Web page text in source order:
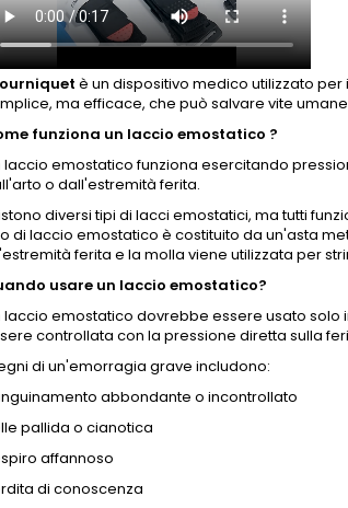
è un dispositivo medico utilizzato
ma efficace, che può salvare vite
funziona un laccio emostatico ?
laccio emostatico funziona esercitando
o dall'estremità ferita.
diversi tipi di lacci emostatici, ma tutti
di laccio emostatico è costituito da un'asta
ferita e la molla viene utilizzata per
usare un laccio emostatico?
laccio emostatico dovrebbe essere usato
controllata con la pressione diretta sulla
di un'emorragia grave includono:
abbondante o incontrollato
pallida o cianotica
affannoso
di conoscenza